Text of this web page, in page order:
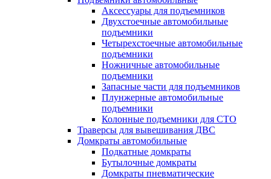
Аксессуары для подъемников
Двухстоечные автомобильные
подъемники
Четырехстоечные автомобильные
подъемники
Ножничные автомобильные
подъемники
Запасные части для подъемников
Плунжерные автомобильные
подъемники
Колонные подъемники для СТО
Траверсы для вывешивания ДВС
Домкраты автомобильные
Подкатные домкраты
Бутылочные домкраты
Домкраты пневматические